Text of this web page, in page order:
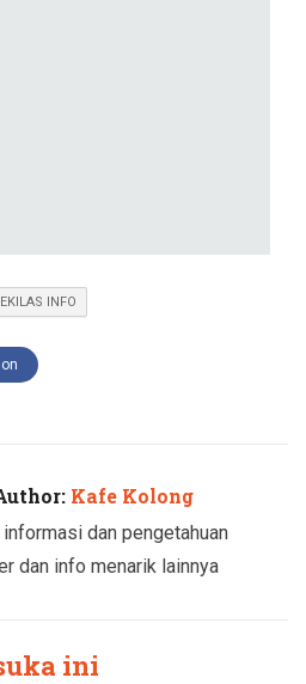
INFO
Kafe Kolong
dan pengetahuan
dan info menarik lainnya
ini